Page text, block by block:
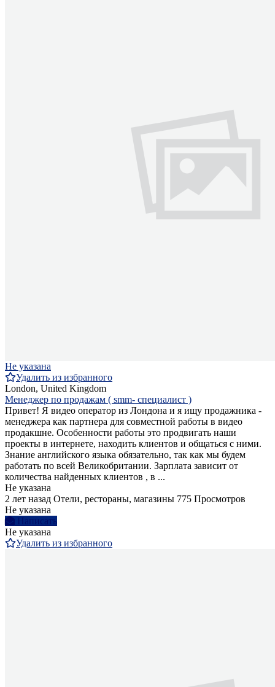
Не указана
Удалить из избранного
London, United Kingdom
Менеджер по продажам ( smm- специалист )
Привет! Я видео оператор из Лондона и я ищу продажника -
менеджера как партнера для совместной работы в видео
продакшне. Особенности работы это продвигать наши
проекты в интернете, находить клиентов и общаться с ними.
Знание английского языка обязательно, так как мы будем
работать по всей Великобритании. Зарплата зависит от
количества найденных клиентов , в ...
Не указана
2 лет назад Отели, рестораны, магазины 775 Просмотров
Не указана
Написать
Не указана
Удалить из избранного